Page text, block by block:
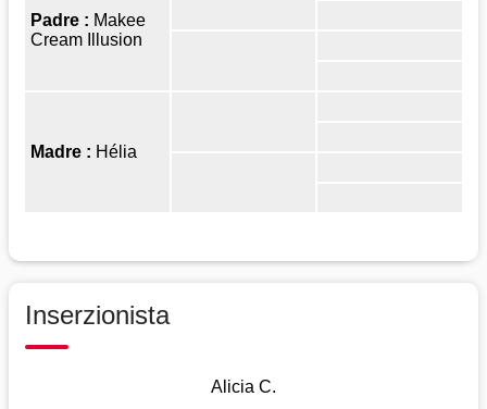
Padre : Makee
Cream Illusion
Madre : Hélia
Inserzionista
Alicia C.